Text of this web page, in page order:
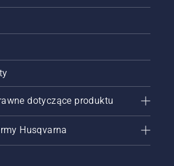
dotyczące produktu
Husqvarna